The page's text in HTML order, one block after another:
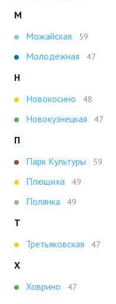
М
Можайская
59
Молодежная 47
Н
Новокосино
48
Новокузнецкая 47
П
Парк Культуры
59
Плющиха 49
Полянка 49
Т
Третьяковская
47
Х
Ховрино
47